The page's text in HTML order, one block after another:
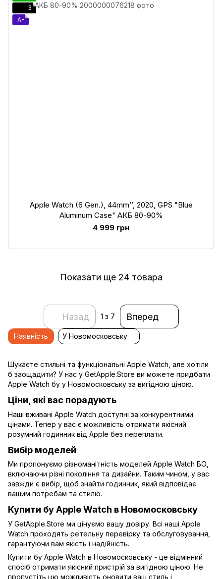
3
A-
Apple Watch (6 Gen.), 44mm’’, 2020, GPS "Blue
Aluminum Case" АКБ 80-90%
4 999 грн
Показати ще 24 товара
Назад 1 з 7 Вперед
Шукаєте стильні та функціональні Apple Watch, але хотіли
б заощадити? У нас у GetApple.Store ви можете придбати
Apple Watch бу у Новомосковську за вигідною ціною.
Ціни, які вас порадують
Наші вживані Apple Watch доступні за конкурентними
цінами. Тепер у вас є можливість отримати якісний
розумний годинник від Apple без переплати.
Вибір моделей
Ми пропонуємо різноманітність моделей Apple Watch БО,
включаючи різні покоління та дизайни. Таким чином, у вас
завжди є вибір, щоб знайти годинник, який відповідає
вашим потребам та стилю.
Купити бу Apple Watch в Новомосковську
У GetApple.Store ми цінуємо вашу довіру. Всі наші Apple
Watch проходять ретельну перевірку та обслуговування,
гарантуючи вам якість і надійність.
Купити бу Apple Watch в Новомосковську - це відмінний
спосіб отримати якісний пристрій за вигідною ціною. Не
пропустіть цю можливість оновити ваш стиль і
Наявність У Новомосковську